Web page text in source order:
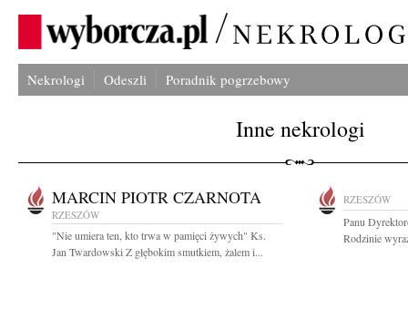
Nekrologi Odeszli Poradnik pogrzebowy
Inne nekrologi
MARCIN PIOTR CZARNOTA
RZESZÓW
"Nie umiera ten, kto trwa w pamięci żywych" Ks.
Jan Twardowski Z głębokim smutkiem, żalem i...
RZESZÓW
Panu
Rodzinie